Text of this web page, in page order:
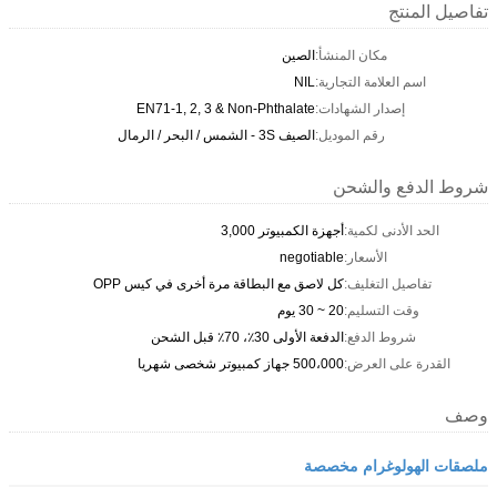
تفاصيل المنتج
مكان المنشأ:الصين
اسم العلامة التجارية:NIL
إصدار الشهادات:EN71-1, 2, 3 & Non-Phthalate
رقم الموديل:الصيف 3S - الشمس / البحر / الرمال
شروط الدفع والشحن
الحد الأدنى لكمية:أجهزة الكمبيوتر 3,000
الأسعار:negotiable
تفاصيل التغليف:كل لاصق مع البطاقة مرة أخرى في كيس OPP
وقت التسليم:20 ~ 30 يوم
شروط الدفع:الدفعة الأولى 30٪، 70٪ قبل الشحن
القدرة على العرض:500،000 جهاز كمبيوتر شخصى شهريا
وصف
ملصقات الهولوغرام مخصصة